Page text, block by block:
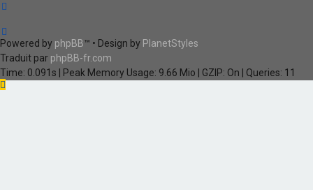
Powered by phpBB™ • Design by PlanetStyles
Traduit par phpBB-fr.com
Time: 0.091s | Peak Memory Usage: 9.66 Mio | GZIP: On | Queries: 11